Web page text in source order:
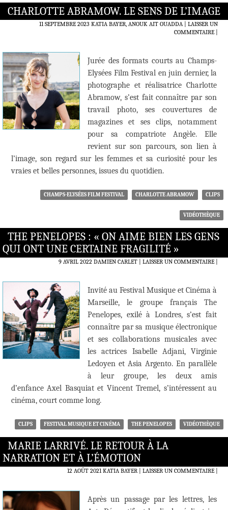
CHARLOTTE ABRAMOW. LE SENS DE L’IMAGE
11 SEPTEMBRE 2023 KATIA BAYER, ANOUK AIT OUADDA
LAISSER UN
COMMENTAIRE|
Jurée des formats courts au Champs-
Elysées Film Festival en juin dernier, la
photographe et réalisatrice Charlotte
Abramow, s’est fait connaître par son
travail photo, ses couvertures de
magazines et ses clips, notamment
pour sa compatriote Angèle. Elle
revient sur son parcours, son lien à
l’image, son regard sur les femmes et sa curiosité pour les
vraies et belles personnes, issues du quotidien.
CHAMPS-ELYSÉES FILM FESTIVAL CHARLOTTE ABRAMOW CLIPS
VIDÉOTHÈQUE
THE PENELOPES : « ON AIME BIEN LES GENS
QUI ONT UNE CERTAINE FRAGILITÉ »
9 AVRIL 2022 DAMIEN CARLET LAISSER UN COMMENTAIRE|
Invité au Festival Musique et Cinéma à
Marseille, le groupe français The
Penelopes, exilé à Londres, s’est fait
connaître par sa musique électronique
et ses collaborations musicales avec
les actrices Isabelle Adjani, Virginie
Ledoyen et Asia Argento. En parallèle
à leur groupe, les deux amis
d’enfance Axel Basquiat et Vincent Tremel, s’intéressent au
cinéma, court comme long.
CLIPS FESTIVAL MUSIQUE ET CINÉMA THE PENELOPES VIDÉOTHÈQUE
MARIE LARRIVÉ. LE RETOUR À LA
NARRATION ET À L’ÉMOTION
12 AOÛT 2021 KATIA BAYER LAISSER UN COMMENTAIRE|
Après un passage par les lettres, les